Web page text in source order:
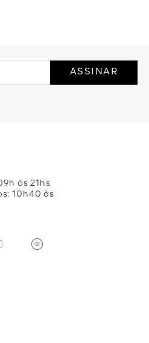
ASSINAR
às 21hs
10h40 às